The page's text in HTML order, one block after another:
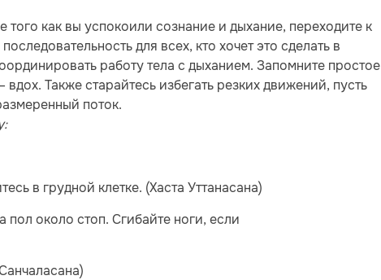
того как вы успокоили сознание и дыхание, переходите к
для всех, кто хочет это сделать в
работу тела с дыханием. Запомните простое
Также старайтесь избегать резких движений, пусть
поток.
в грудной клетке. (Хаста Уттанасана)
пол около стоп. Сгибайте ноги, если